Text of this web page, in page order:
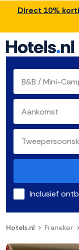
Direct 10%
Inclusief
Hotels.nl Franeker